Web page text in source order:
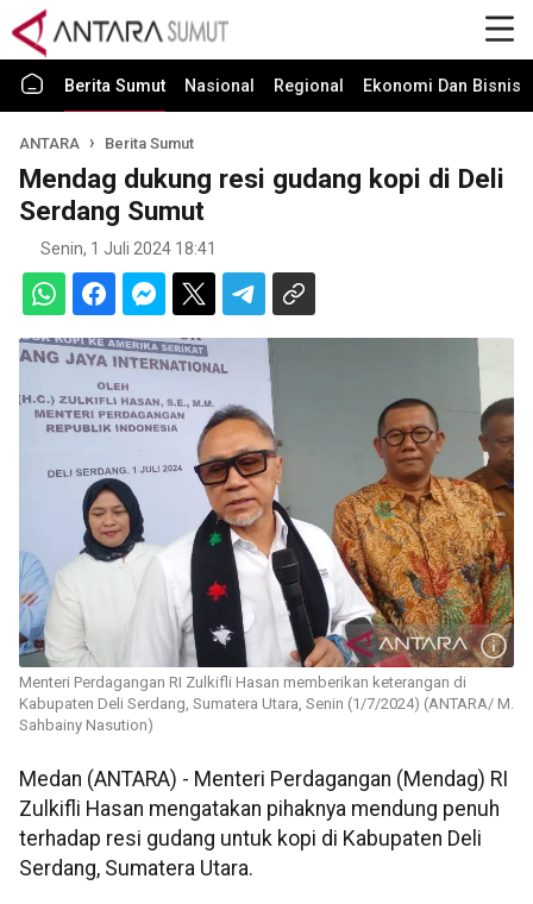
Berita Sumut Nasional Regional Ekonomi Dan Bisnis
ANTARA Berita Sumut
Mendag dukung resi gudang kopi di Deli
Serdang Sumut
Senin, 1 Juli 2024 18:41
Menteri Perdagangan RI Zulkifli Hasan memberikan keterangan di
Kabupaten Deli Serdang, Sumatera Utara, Senin (1/7/2024) (ANTARA/ M.
Sahbainy Nasution)
Medan (ANTARA) - Menteri Perdagangan (Mendag) RI
Zulkifli Hasan mengatakan pihaknya mendung penuh
terhadap resi gudang untuk kopi di Kabupaten Deli
Serdang, Sumatera Utara.